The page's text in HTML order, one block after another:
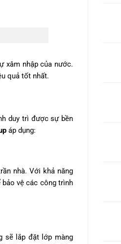
xâm nhập của nước.
quả tốt nhất.
duy trì được sự bền
áp dụng:
nhà. Với khả năng
vệ các công trình
sẽ lắp đặt lớp màng